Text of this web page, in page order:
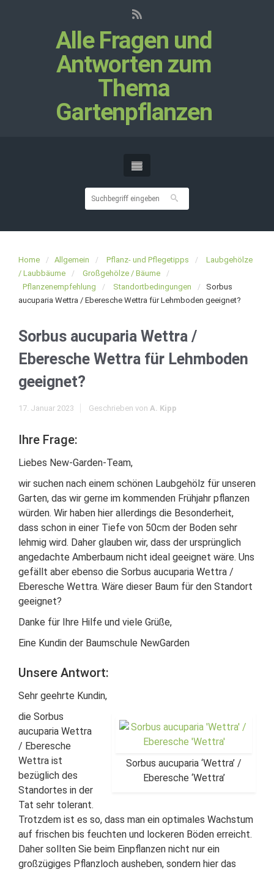
Alle Fragen und
Antworten zum
Thema
Gartenpflanzen
Home Allgemein Pflanz- und Pflegetipps
Laubgehölze
/ Laubbäume
Großgehölze / Bäume
Pflanzenempfehlung
Standortbedingungen
Sorbus
aucuparia Wettra / Eberesche Wettra für Lehmboden geeignet?
Sorbus aucuparia Wettra /
Eberesche Wettra für Lehmboden
geeignet?
17. Januar 2023 Geschrieben von A. Kipp
Ihre Frage:
Liebes New-Garden-Team,
wir suchen nach einem schönen Laubgehölz für unseren
Garten, das wir gerne im kommenden Frühjahr pflanzen
würden. Wir haben hier allerdings die Besonderheit,
dass schon in einer Tiefe von 50cm der Boden sehr
lehmig wird. Daher glauben wir, dass der ursprünglich
angedachte Amberbaum nicht ideal geeignet wäre. Uns
gefällt aber ebenso die Sorbus aucuparia Wettra /
Eberesche Wettra. Wäre dieser Baum für den Standort
geeignet?
Danke für Ihre Hilfe und viele Grüße,
Eine Kundin der Baumschule NewGarden
Unsere Antwort:
Sehr geehrte Kundin,
Sorbus aucuparia ‘Wettra’ /
Eberesche ‘Wettra’
die Sorbus
aucuparia Wettra
/ Eberesche
Wettra ist
bezüglich des
Standortes in der
Tat sehr tolerant.
Trotzdem ist es so, dass man ein optimales Wachstum
auf frischen bis feuchten und lockeren Böden erreicht.
Daher sollten Sie beim Einpflanzen nicht nur ein
großzügiges Pflanzloch ausheben, sondern hier das